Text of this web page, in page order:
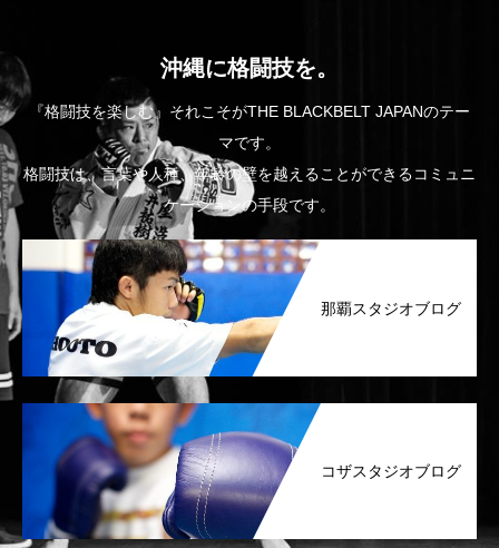
沖縄に格闘技を。
『格闘技を楽しむ』それこそがTHE BLACKBELT JAPANのテー
マです。
格闘技は、言葉や人種、年齢の壁を越えることができるコミュニ
ケーションの手段です。
那覇スタジオブログ
コザスタジオブログ